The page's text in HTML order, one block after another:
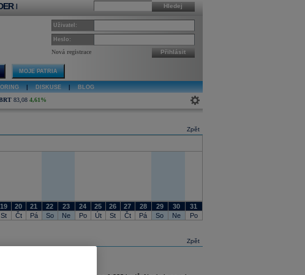
Hledej
|
Uživatel:
Heslo:
Nová registrace Přihlásit
MOJE PATRIA
DISKUSE BLOG
83,08 4,61%
Zpět
19 20 21 22 23 24 25 26 27 28 29 30
31
St Čt Pá So Ne Po Út St Čt Pá So Ne Po
Zpět